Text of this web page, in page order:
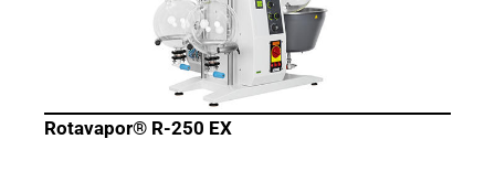
Rotavapor® R-250 EX